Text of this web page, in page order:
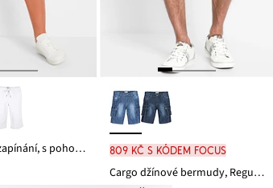
Bermudy bez zapínání, s pohodlným pasem, z bavlněné směsi 809 Kč s kódem FOCUS
Cargo džínové bermudy, Regular Fit